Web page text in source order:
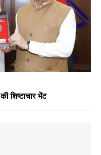
शिष्टाचार भेंट